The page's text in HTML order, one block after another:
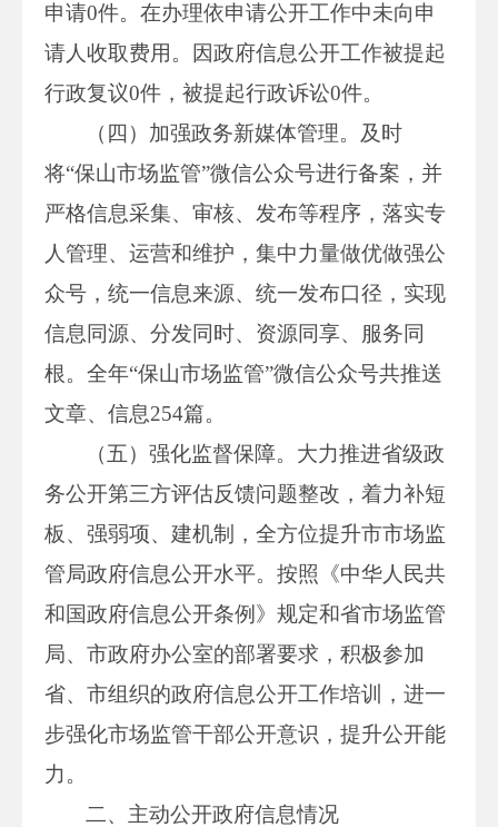
申请0件。在办理依申请公开工作中未向申
请人收取费用。因政府信息公开工作被提起
行政复议0件，被提起行政诉讼0件。
（四）加强政务新媒体管理。及时
将“保山市场监管”微信公众号进行备案，并
严格信息采集、审核、发布等程序，落实专
人管理、运营和维护，集中力量做优做强公
众号，统一信息来源、统一发布口径，实现
信息同源、分发同时、资源同享、服务同
根。全年“保山市场监管”微信公众号共推送
文章、信息254篇。
（五）强化监督保障。大力推进省级政
务公开第三方评估反馈问题整改，着力补短
板、强弱项、建机制，全方位提升市市场监
管局政府信息公开水平。按照《中华人民共
和国政府信息公开条例》规定和省市场监管
局、市政府办公室的部署要求，积极参加
省、市组织的政府信息公开工作培训，进一
步强化市场监管干部公开意识，提升公开能
力。
二、主动公开政府信息情况